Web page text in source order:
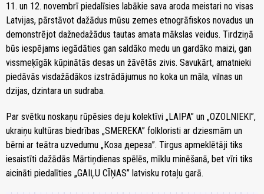
11. un 12. novembrī piedalīsies labākie sava aroda meistari no visas
Latvijas, pārstāvot dažādus mūsu zemes etnogrāfiskos novadus un
demonstrējot dažnedažādus tautas amata mākslas veidus. Tirdziņā
būs iespējams iegādāties gan saldāko medu un gardāko maizi, gan
vissmeķīgāk kūpinātās desas un žāvētās zivis. Savukārt, amatnieki
piedāvās visdažādākos izstrādājumus no koka un māla, vilnas un
dzijas, dzintara un sudraba.
Par svētku noskaņu rūpēsies deju kolektīvi „LAIPA” un „OZOLNIEKI”,
ukraiņu kultūras biedrības „SMEREKA” folkloristi ar dziesmām un
bērni ar teātra uzvedumu „Коза дереза”. Tirgus apmeklētāji tiks
iesaistīti dažādās Mārtiņdienas spēlēs, mīklu minēšanā, bet vīri tiks
aicināti piedalīties „GAIĻU CĪŅAS” latvisku rotaļu garā.